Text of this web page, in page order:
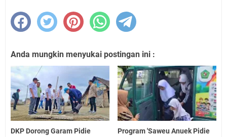
Anda mungkin menyukai postingan ini :
DKP Dorong Garam Pidie
Program 'Saweu Anuek Pidie